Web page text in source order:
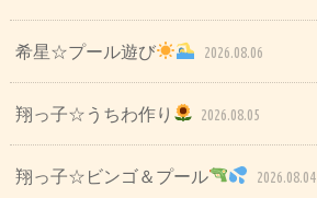
希星☆プール遊び 2026.08.06
翔っ子☆うちわ作り 2026.08.05
翔っ子☆ビンゴ＆プール 2026.08.04